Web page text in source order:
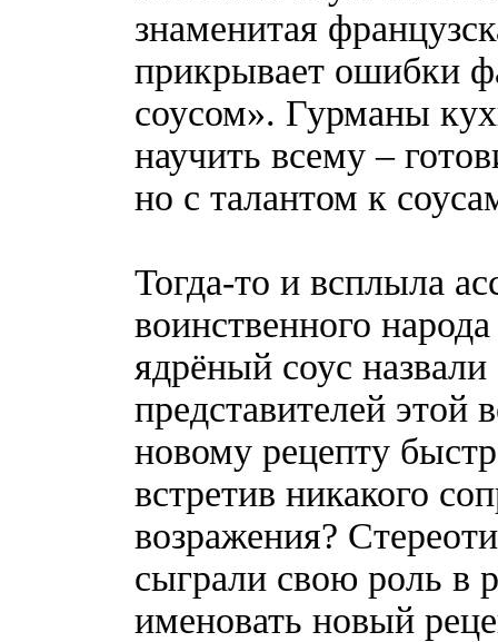
знаменитая
прикрывает ошибки
соусом». Гурманы
научить всему –
но с талантом к
Тогда-то и всплыла
воинственного
ядрёный соус
представителей этой
новому рецепту
встретив никакого
возражения?
сыграли свою роль в
именовать новый